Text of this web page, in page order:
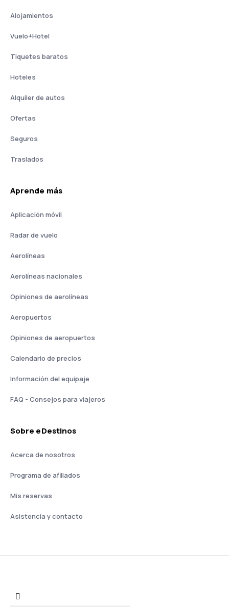
Alojamientos
Vuelo+Hotel
Tiquetes baratos
Hoteles
Alquiler de autos
Ofertas
Seguros
Traslados
Aprende más
Aplicación móvil
Radar de vuelo
Aerolíneas
Aerolíneas nacionales
Opiniones de aerolíneas
Aeropuertos
Opiniones de aeropuertos
Calendario de precios
Información del equipaje
FAQ - Consejos para viajeros
Sobre eDestinos
Acerca de nosotros
Programa de afiliados
Mis reservas
Asistencia y contacto